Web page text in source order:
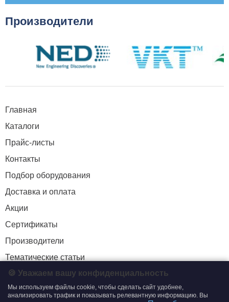
Производители
Главная
Каталоги
Прайс-листы
Контакты
Подбор оборудования
Доставка и оплата
Акции
Сертификаты
Производители
Тематические статьи
+7 (495) 204-19-33
🍪 Уважаем вашу конфиденциальность
Мы используем файлы cookie, чтобы сделать сайт удобнее,
анализировать трафик и показывать релевантную информацию. Вы